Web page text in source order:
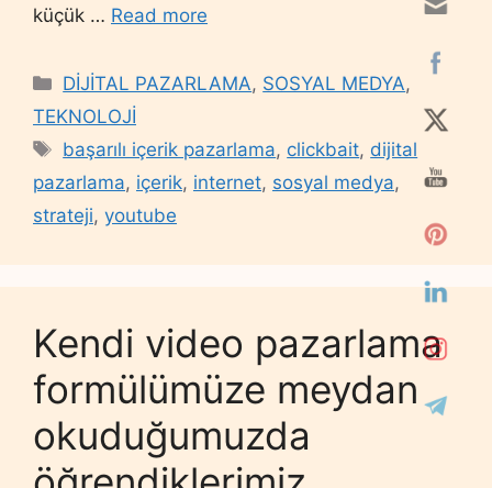
küçük … Read more
Categories
DİJİTAL PAZARLAMA, SOSYAL MEDYA,
TEKNOLOJİ
Tags
başarılı içerik pazarlama, clickbait, dijital
pazarlama, içerik, internet, sosyal medya,
strateji, youtube
Kendi video pazarlama
formülümüze meydan
okuduğumuzda